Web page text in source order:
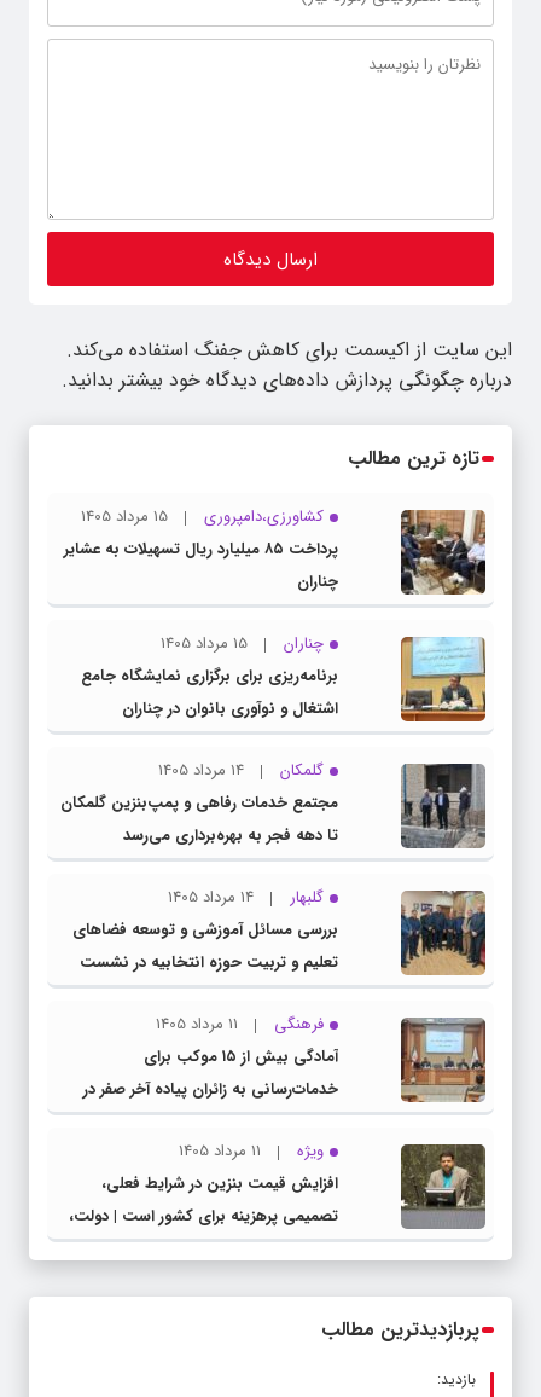
این سایت از اکیسمت برای کاهش جفنگ استفاده می‌کند.
درباره چگونگی پردازش داده‌های دیدگاه خود بیشتر بدانید.
تازه ترین مطالب
کشاورزی،دامپروری
15 مرداد 1405
پرداخت ۸۵ میلیارد ریال تسهیلات به عشایر
چناران
چناران
15 مرداد 1405
برنامه‌ریزی برای برگزاری نمایشگاه جامع
اشتغال و نوآوری بانوان در چناران
گلمکان
14 مرداد 1405
مجتمع خدمات رفاهی و پمپ‌بنزین گلمکان
تا دهه فجر به بهره‌برداری می‌رسد
گلبهار
14 مرداد 1405
بررسی مسائل آموزشی و توسعه فضاهای
تعلیم و تربیت حوزه انتخابیه در نشست
مشترک عضو کمیسیون آموزش مجلس با
مدیرکل آموزش و پرورش خراسان رضوی
فرهنگی
11 مرداد 1405
آمادگی بیش از ۱۵ موکب برای
خدمات‌رسانی به زائران پیاده آخر صفر در
شهرستان چناران
ویژه
11 مرداد 1405
افزایش قیمت بنزین در شرایط فعلی،
تصمیمی پرهزینه برای کشور است | دولت،
قاچاق سوخت و عوامل اصلی ناترازی را
پربازدیدترین مطالب
بازدید: